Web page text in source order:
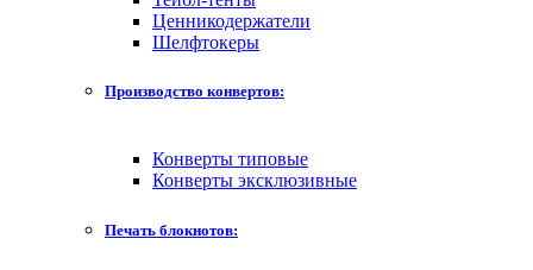
Ценникодержатели
Шелфтокеры
Производство конвертов:
Конверты типовые
Конверты эксклюзивные
Печать блокнотов: